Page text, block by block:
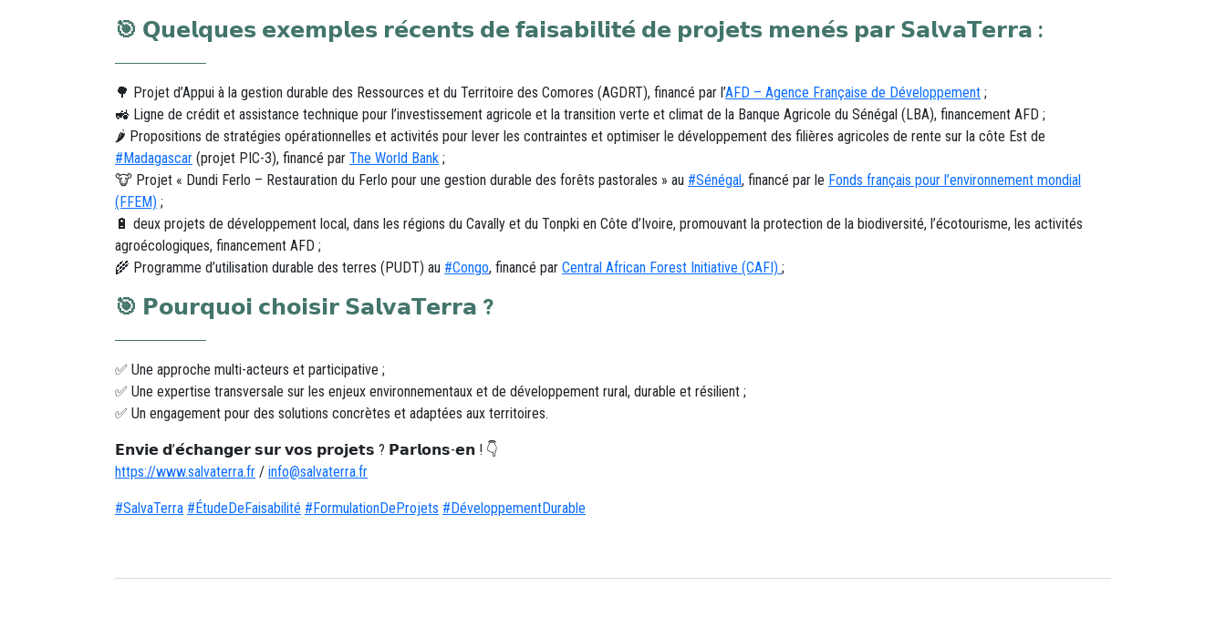
🎯 𝗤𝘂𝗲𝗹𝗾𝘂𝗲𝘀 𝗲𝘅𝗲𝗺𝗽𝗹𝗲𝘀 𝗿𝗲́𝗰𝗲𝗻𝘁𝘀 𝗱𝗲 𝗳𝗮𝗶𝘀𝗮𝗯𝗶𝗹𝗶𝘁𝗲́ 𝗱𝗲 𝗽𝗿𝗼𝗷𝗲𝘁𝘀 𝗺𝗲𝗻𝗲́𝘀 𝗽𝗮𝗿 𝗦𝗮𝗹𝘃𝗮𝗧𝗲𝗿𝗿𝗮 :
🌳 Projet d’Appui à la gestion durable des Ressources et du Territoire des Comores (AGDRT), financé par l’AFD – Agence Française de Développement ;
🚜 Ligne de crédit et assistance technique pour l’investissement agricole et la transition verte et climat de la Banque Agricole du Sénégal (LBA), financement AFD ;
🌶️ Propositions de stratégies opérationnelles et activités pour lever les contraintes et optimiser le développement des filières agricoles de rente sur la côte Est de
#Madagascar (projet PIC-3), financé par The World Bank ;
🐮 Projet « Dundi Ferlo – Restauration du Ferlo pour une gestion durable des forêts pastorales » au hashtag
#Sénégal, financé par le Fonds français pour l’environnement mondial
(FFEM) ;
🔋 deux projets de développement local, dans les régions du Cavally et du Tonpki en Côte d’Ivoire, promouvant la protection de la biodiversité, l’écotourisme, les activités
agroécologiques, financement AFD ;
🌾 Programme d’utilisation durable des terres (PUDT) au hashtag
#Congo, financé par Central African Forest Initiative (CAFI) ;
🎯 𝗣𝗼𝘂𝗿𝗾𝘂𝗼𝗶 𝗰𝗵𝗼𝗶𝘀𝗶𝗿 𝗦𝗮𝗹𝘃𝗮𝗧𝗲𝗿𝗿𝗮 ?
✅ Une approche multi-acteurs et participative ;
✅ Une expertise transversale sur les enjeux environnementaux et de développement rural, durable et résilient ;
✅ Un engagement pour des solutions concrètes et adaptées aux territoires.
𝗘𝗻𝘃𝗶𝗲 𝗱’𝗲́𝗰𝗵𝗮𝗻𝗴𝗲𝗿 𝘀𝘂𝗿 𝘃𝗼𝘀 𝗽𝗿𝗼𝗷𝗲𝘁𝘀 ? 𝗣𝗮𝗿𝗹𝗼𝗻𝘀-𝗲𝗻 ! 👇
https://www.salvaterra.fr / info@salvaterra.fr
hashtag
#SalvaTerra hashtag
#ÉtudeDeFaisabilité hashtag
#FormulationDeProjets hashtag
#DéveloppementDurable